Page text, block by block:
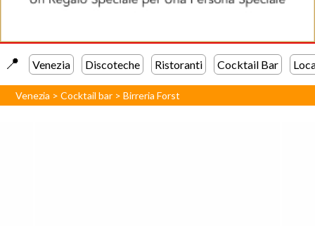
📍️ Venezia Discoteche Ristoranti Cocktail Bar
Venezia >Cocktail bar >Birreria Forst